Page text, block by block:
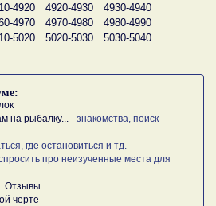
4920 4920-4930
4930-4940
4970 4970-4980
4980-4990
5020 5020-5030
5030-5040
на рыбалку...
- знакомства, поиск
где остановиться и тд.
про неизученные места для
Отзывы.
черте